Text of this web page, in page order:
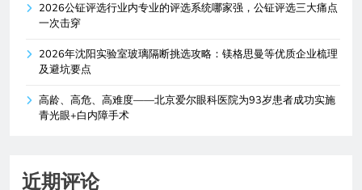
2026公钲评选行业内专业的评选系统哪家强，公钲评选三大痛点
一次击穿
2026年沈阳实验室玻璃隔断挑选攻略：镁格思曼等优质企业梳理
及避坑要点
高龄、高危、高难度——北京爱尔眼科医院为93岁患者成功实施
青光眼+白内障手术
近期评论